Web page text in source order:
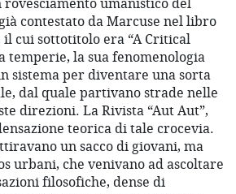
contestato da Marcuse nel libro
il cui sottotitolo era “A Critical
temperie, la sua fenomenologia
sistema per diventare una sorta
dal quale partivano strade nelle
direzioni. La Rivista “Aut Aut”,
teorica di tale crocevia.
un sacco di giovani, ma
urbani, che venivano ad ascoltare
filosofiche, dense di